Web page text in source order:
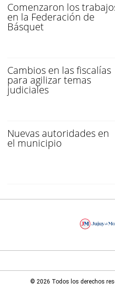
Comenzaron los
en la Federación de
Básquet
Cambios en las fiscalías
para agilizar temas
judiciales
Nuevas autoridades en
el municipio
© 2026 Todos los derechos